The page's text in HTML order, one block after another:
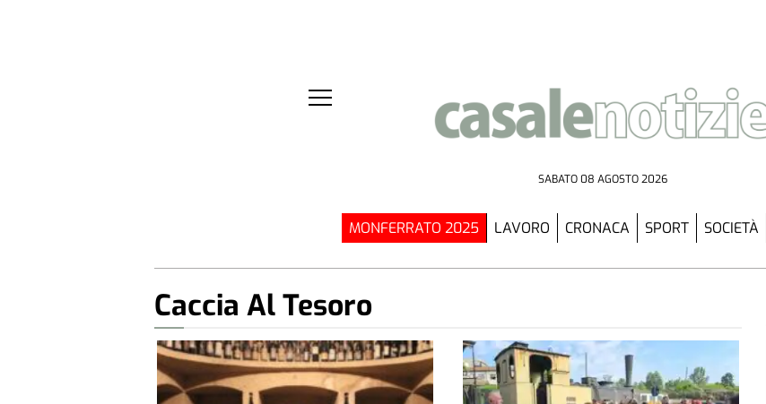
SABATO 08 AGOSTO 2026
MONFERRATO 2025 LAVORO CRONACA SPORT SOCIETÀ
Caccia Al Tesoro